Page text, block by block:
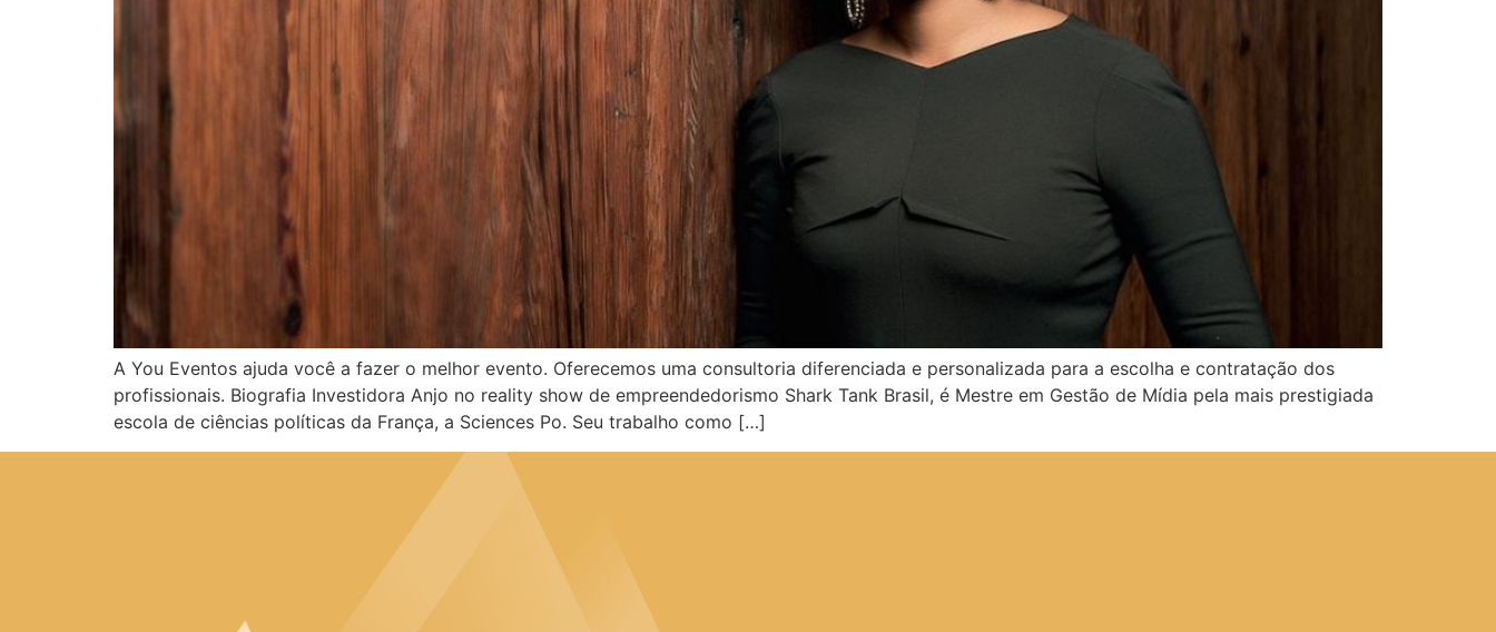
A You Eventos ajuda você a fazer o melhor evento. Oferecemos uma consultoria diferenciada e personalizada para a escolha e contratação dos
profissionais. Biografia Investidora Anjo no reality show de empreendedorismo Shark Tank Brasil, é Mestre em Gestão de Mídia pela mais prestigiada
escola de ciências políticas da França, a Sciences Po. Seu trabalho como […]